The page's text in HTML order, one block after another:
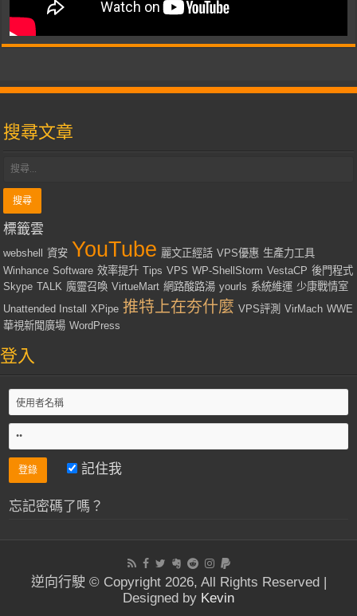
搜尋文章
標籤雲
webshell 資安 YouTube 麗文正經話 VPS優惠 生產力工具
Winhance Software 效率提升 Tips VPS WP-ShellStorm VestaCP 後門程式
Skype TALK 魔靈召喚 VirtueMart 網路酸路湯 yourls 系統維運 少康戰情室
Unattended Install
XPipe 推特上在夯什麼 VPS評測 VirMach WWE
華視新聞廣場 WordPress
登入
記住我
忘記密碼了嗎？
逆向行駛 © Copyright 2026, All Rights Reserved |
Designed by Kevin